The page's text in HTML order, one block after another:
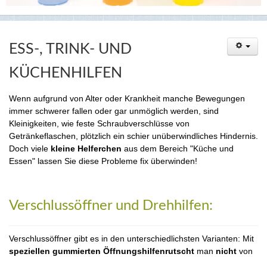
ESS-, TRINK- UND
KÜCHENHILFEN
Wenn aufgrund von Alter oder Krankheit manche Bewegungen
immer schwerer fallen oder gar unmöglich werden, sind
Kleinigkeiten, wie feste Schraubverschlüsse von
Getränkeflaschen, plötzlich ein schier unüberwindliches Hindernis.
Doch viele kleine Helferchen aus dem Bereich "Küche und
Essen" lassen Sie diese Probleme fix überwinden!
Verschlussöffner und Drehhilfen:
Verschlussöffner gibt es in den unterschiedlichsten Varianten: Mit
speziellen gummierten Öffnungshilfenrutscht man nicht von